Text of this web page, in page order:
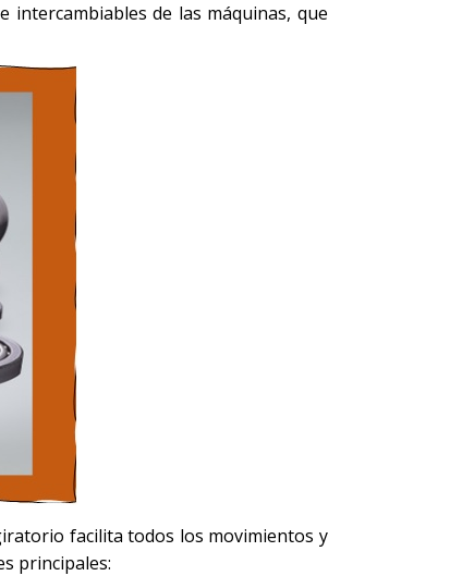
de las máquinas, que
facilita todos los movimientos y
principales: